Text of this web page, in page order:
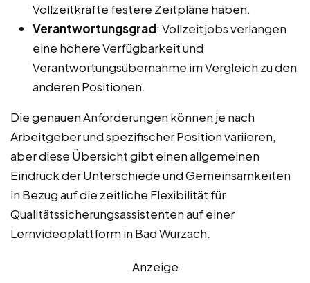
Vollzeitkräfte festere Zeitpläne haben.
Verantwortungsgrad: Vollzeitjobs verlangen
eine höhere Verfügbarkeit und
Verantwortungsübernahme im Vergleich zu den
anderen Positionen.
Die genauen Anforderungen können je nach
Arbeitgeber und spezifischer Position variieren,
aber diese Übersicht gibt einen allgemeinen
Eindruck der Unterschiede und Gemeinsamkeiten
in Bezug auf die zeitliche Flexibilität für
Qualitätssicherungsassistenten auf einer
Lernvideoplattform in Bad Wurzach.
Anzeige